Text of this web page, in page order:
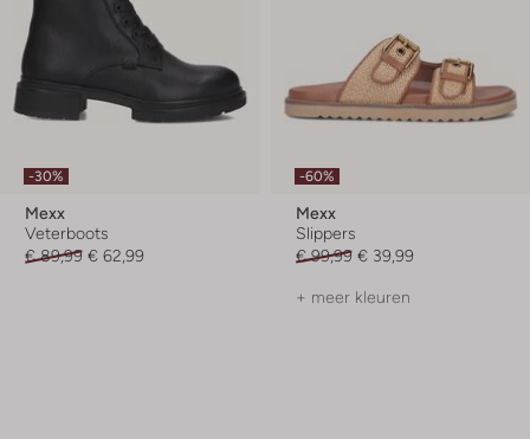
-30%
Mexx
Veterboots
€ 89,99 € 62,99
-60%
Mexx
Slippers
€ 99,99 € 39,99
+ meer kleuren